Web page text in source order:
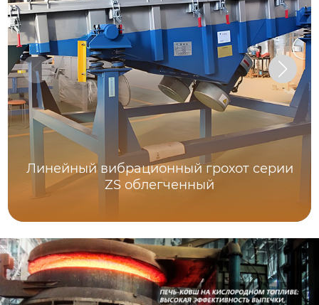
Линейный вибрационный грохот серии
ZS облегченный